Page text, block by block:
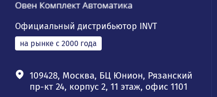
Официальный дистрибьютор INVT
на рынке с 2000 года
109428, Москва, БЦ Юнион, Рязанский
пр-кт 24, корпус 2, 11 этаж, офис 1101